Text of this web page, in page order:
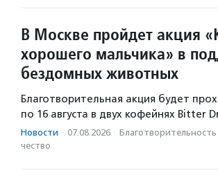
В Москве пройдет акция
хорошего мальчика» в
бездомных животных
Благотворительная акция будет
по 16 августа в двух кофейнях Bitter
Новости · 07.08.2026 ·
чест­во